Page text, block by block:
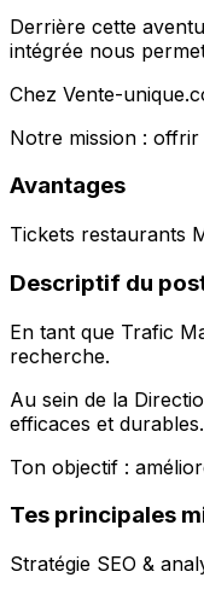
Derrière cette
intégrée nous
Chez Vente-
Notre mission :
Avantages
Tickets restaurants
Descriptif du
En tant que Trafic
recherche.
Au sein de la
efficaces et durables.
Ton objectif :
Tes principales
Stratégie SEO &